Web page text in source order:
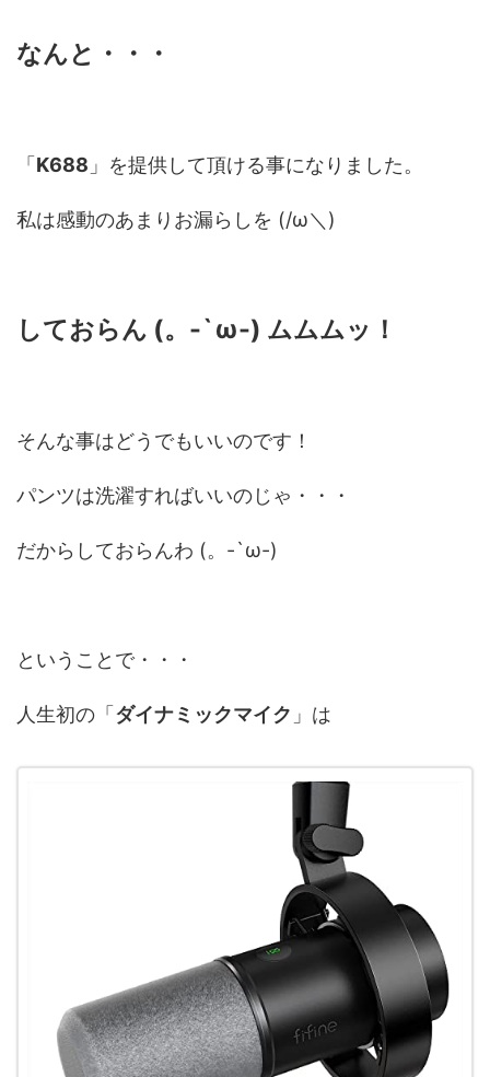
なんと・・・
「 K688 」を提供して頂ける事になりました。
私は感動のあまりお漏らしを (/ω＼)
しておらん (。-`ω-) ムムムッ！
そんな事はどうでもいいのです！
パンツは洗濯すればいいのじゃ・・・
だからしておらんわ (。-`ω-)
ということで・・・
人生初の「 ダイナミックマイク 」は